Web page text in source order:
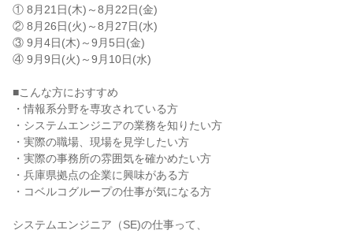
① 8月21日(木)～8月22日(金)
② 8月26日(火)～8月27日(水)
③ 9月4日(木)～9月5日(金)
④ 9月9日(火)～9月10日(水)
■こんな方におすすめ
・情報系分野を専攻されている方
・システムエンジニアの業務を知りたい方
・実際の職場、現場を見学したい方
・実際の事務所の雰囲気を確かめたい方
・兵庫県拠点の企業に興味がある方
・コベルコグループの仕事が気になる方
システムエンジニア（SE)の仕事って、